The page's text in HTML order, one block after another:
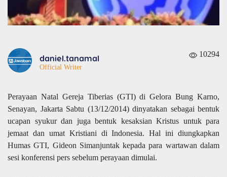
daniel.tanamal
Official Writer
10294
Perayaan Natal Gereja Tiberias (GTI) di Gelora Bung Karno,
Senayan, Jakarta Sabtu (13/12/2014)dinyatakan sebagai bentuk
ucapan syukur dan juga bentuk kesaksian Kristus untuk para
jemaat dan umat Kristiani di Indonesia. Hal ini diungkapkan
Humas GTI, Gideon Simanjuntakkepada para wartawan dalam
sesi konferensi pers sebelum perayaan dimulai.